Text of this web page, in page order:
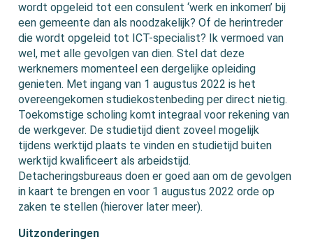
wordt opgeleid tot een consulent ‘werk en inkomen’ bij
een gemeente dan als noodzakelijk? Of de herintreder
die wordt opgeleid tot ICT-specialist? Ik vermoed van
wel, met alle gevolgen van dien. Stel dat deze
werknemers momenteel een dergelijke opleiding
genieten. Met ingang van 1 augustus 2022 is het
overeengekomen studiekostenbeding per direct nietig.
Toekomstige scholing komt integraal voor rekening van
de werkgever. De studietijd dient zoveel mogelijk
tijdens werktijd plaats te vinden en studietijd buiten
werktijd kwalificeert als arbeidstijd.
Detacheringsbureaus doen er goed aan om de gevolgen
in kaart te brengen en voor 1 augustus 2022 orde op
zaken te stellen (hierover later meer).
Uitzonderingen